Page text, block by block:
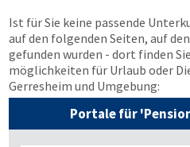
Ist für Sie keine passende
auf den folgenden Seiten, auf
gefunden wurden - dort finden
möglichkeiten für Urlaub oder
Gerresheim und Umgebung:
Portale für